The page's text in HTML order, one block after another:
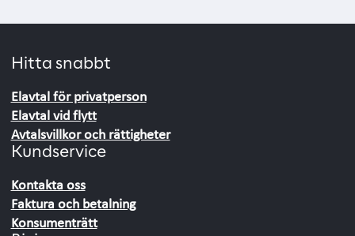
Hitta snabbt
Elavtal för privatperson
Elavtal vid flytt
Avtalsvillkor och rättigheter
Kundservice
Kontakta oss
Faktura och betalning
Konsumenträtt